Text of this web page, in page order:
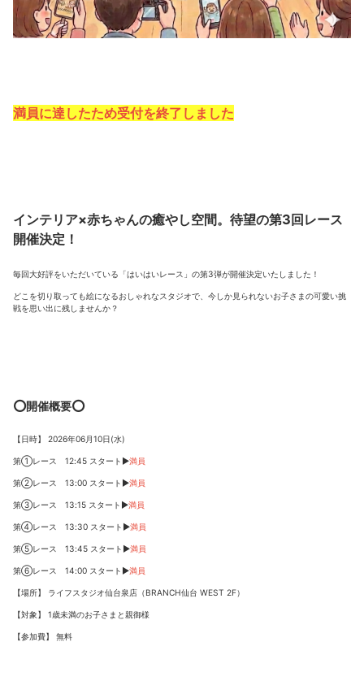
満員に達したため受付を終了しました
インテリア×赤ちゃんの癒やし空間。待望の第3回レース
開催決定！
毎回大好評をいただいている「はいはいレース」の第3弾が開催決定いたしました！
どこを切り取っても絵になるおしゃれなスタジオで、今しか見られないお子さまの可愛い挑
戦を思い出に残しませんか？
⭕️開催概要⭕️
【日時】 2026年06月10日(水)
第①レース 12:45 スタート▶︎満員
第②レース 13:00 スタート▶︎満員
第③レース 13:15 スタート▶︎満員
第④レース 13:30 スタート▶︎満員
第⑤レース 13:45 スタート▶︎満員
第⑥レース 14:00 スタート▶︎満員
【場所】 ライフスタジオ仙台泉店（BRANCH仙台 WEST 2F）
【対象】 1歳未満のお子さまと親御様
【参加費】 無料